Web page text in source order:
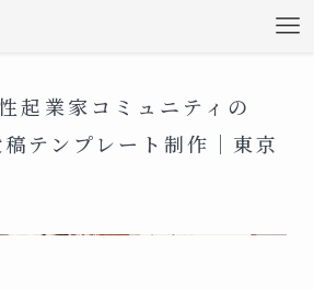
起業家コミュニティの
ンプレート制作｜東京